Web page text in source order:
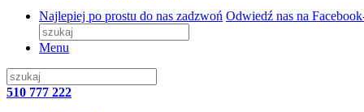
Najlepiej po prostu do nas zadzwoń Odwiedź nas na
Menu
510 777 222